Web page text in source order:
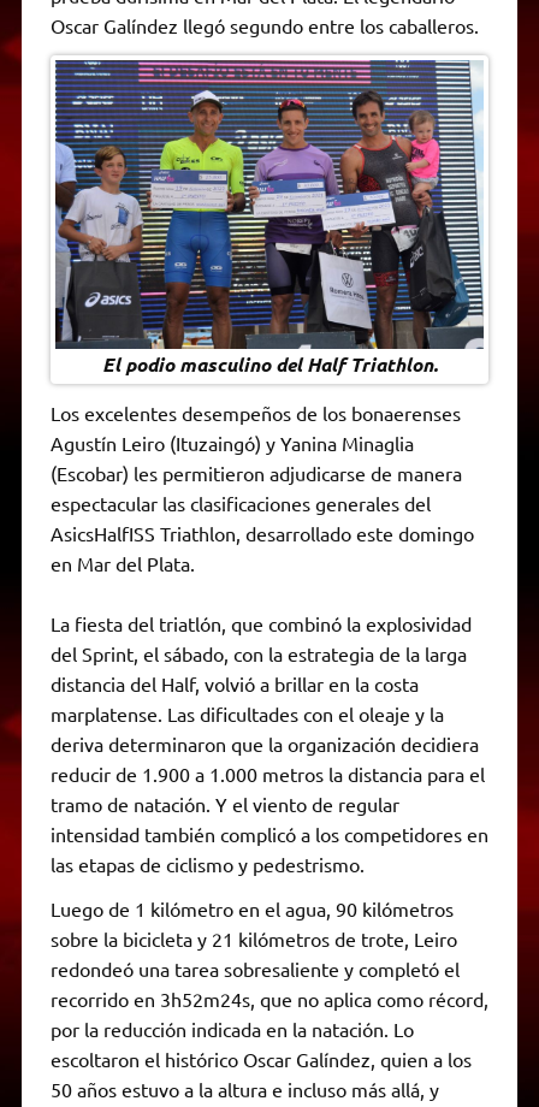
p
p
r
a
m
e
r
o
k
n
g
e
r
i
n
k
r
i
e
n
d
l
y
Oscar Galíndez llegó segundo entre los caballeros.
El podio masculino del Half Triathlon.
Los excelentes desempeños de los bonaerenses
Agustín Leiro (Ituzaingó) y Yanina Minaglia
(Escobar) les permitieron adjudicarse de manera
espectacular las clasificaciones generales del
AsicsHalfISS Triathlon, desarrollado este domingo
en Mar del Plata.
La fiesta del triatlón, que combinó la explosividad
del Sprint, el sábado, con la estrategia de la larga
distancia del Half, volvió a brillar en la costa
marplatense. Las dificultades con el oleaje y la
deriva determinaron que la organización decidiera
reducir de 1.900 a 1.000 metros la distancia para el
tramo de natación. Y el viento de regular
intensidad también complicó a los competidores en
las etapas de ciclismo y pedestrismo.
Luego de 1 kilómetro en el agua, 90 kilómetros
sobre la bicicleta y 21 kilómetros de trote, Leiro
redondeó una tarea sobresaliente y completó el
recorrido en 3h52m24s, que no aplica como récord,
por la reducción indicada en la natación. Lo
escoltaron el histórico Oscar Galíndez, quien a los
50 años estuvo a la altura e incluso más allá, y